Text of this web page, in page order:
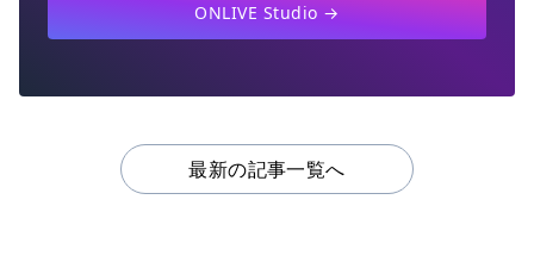
ONLIVE Studio →
最新の記事一覧へ